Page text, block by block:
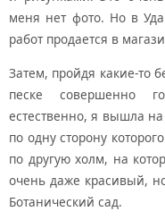
меня нет фото. Но в
работ продается в
Затем, пройдя какие-то
песке совершенно
естественно, я вышла
по одну сторону
по другую холм, на
очень даже красивый,
Ботанический сад.